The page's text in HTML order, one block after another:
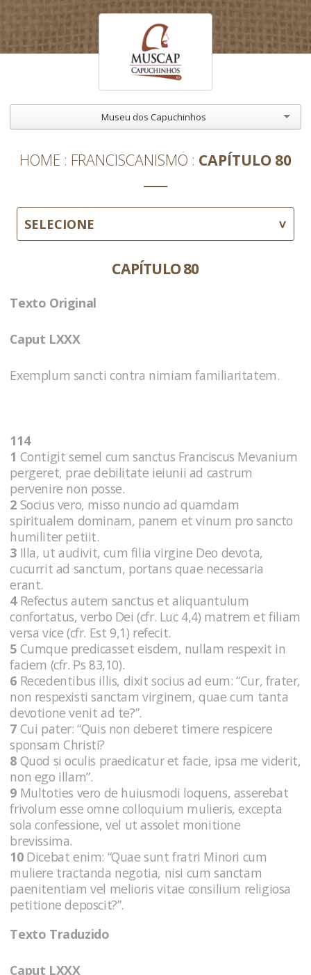
Museu dos Capuchinhos
HOME FRANCISCANISMO CAPÍTULO 80
SELECIONE
CAPÍTULO 80
Texto Original
Caput LXXX
Exemplum sancti contra nimiam familiaritatem.
114
1 Contigit semel cum sanctus Franciscus Mevanium
pergeret, prae debilitate ieiunii ad castrum
pervenire non posse.
2 Socius vero, misso nuncio ad quamdam
spiritualem dominam, panem et vinum pro sancto
humiliter petiit.
3 Illa, ut audivit, cum filia virgine Deo devota,
cucurrit ad sanctum, portans quae necessaria
erant.
4Refectus autem sanctus et aliquantulum
confortatus, verbo Dei (cfr. Luc 4,4) matrem et filiam
versa vice (cfr. Est 9,1) refecit.
5 Cumque predicasset eisdem, nullam respexit in
faciem (cfr. Ps 83,10).
6 Recedentibus illis, dixit socius ad eum: “Cur, frater,
non respexisti sanctam virginem, quae cum tanta
devotione venit ad te?”.
7 Cui pater: “Quis non deberet timere respicere
sponsam Christi?
8 Quod si oculis praedicatur et facie, ipsa me viderit,
non ego illam”.
9 Multoties vero de huiusmodi loquens, asserebat
frivolum esse omne colloquium mulieris, excepta
sola confessione, vel ut assolet monitione
brevissima.
10Dicebat enim: “Quae sunt fratri Minori cum
muliere tractanda negotia, nisi cum sanctam
paenitentiam vel melioris vitae consilium religiosa
petitione deposcit?”.
Texto Traduzido
Caput LXXX